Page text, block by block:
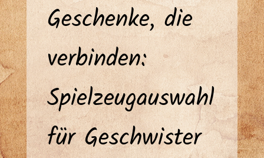
Geschenke, die
verbinden:
Spielzeugauswahl
für Geschwister